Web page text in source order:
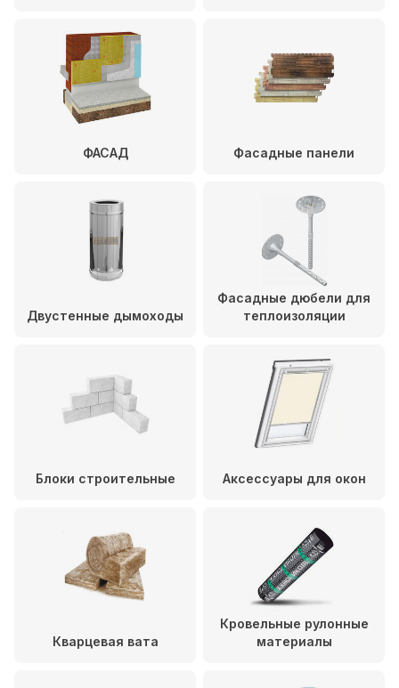
ФАСАД Фасадные панели
Двустенные дымоходы
Фасадные дюбели для
теплоизоляции
Блоки строительные Аксессуары для окон
Кварцевая вата
Кровельные рулонные
материалы